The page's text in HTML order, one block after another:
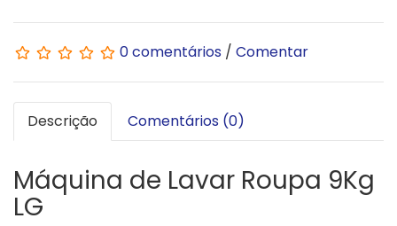
0 comentários / Comentar
Descrição Comentários (0)
Máquina de Lavar Roupa 9Kg
LG